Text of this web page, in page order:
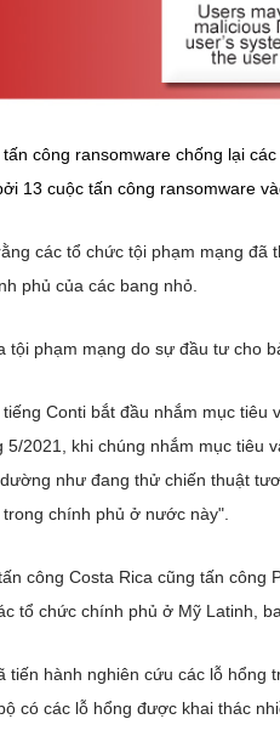
công ransomware chống lại
13 cuộc tấn công ransomware
các tổ chức tội phạm mạng
phủ của các bang nhỏ.
phạm mạng do sự đầu tư cho
Conti bắt đầu nhắm mục
2021, khi chúng nhắm mục tiêu
như đang thử chiến thuật
chính phủ ở nước này".
công Costa Rica cũng tấn
tổ chức chính phủ ở Mỹ Latinh,
tiến hành nghiên cứu các lỗ hổng
có các lỗ hổng được khai thác